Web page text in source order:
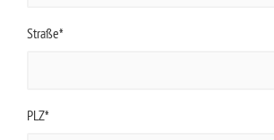
Straße*
PLZ*